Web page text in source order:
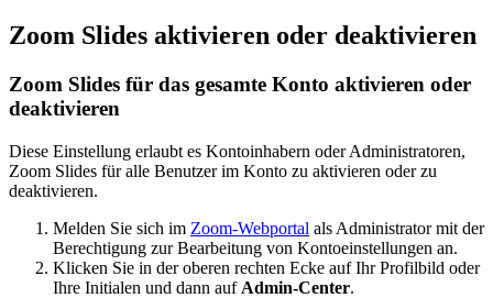
Zoom Slides aktivieren oder deaktivieren
Zoom Slides für das gesamte Konto aktivieren oder
deaktivieren
Diese Einstellung erlaubt es Kontoinhabern oder Administratoren,
Zoom Slides für alle Benutzer im Konto zu aktivieren oder zu
deaktivieren.
Melden Sie sich im Zoom-Webportal als Administrator mit der
Berechtigung zur Bearbeitung von Kontoeinstellungen an.
Klicken Sie in der oberen rechten Ecke auf Ihr Profilbild oder
Ihre Initialen und dann auf Admin-Center.